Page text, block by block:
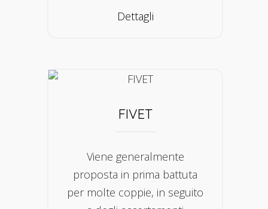
Dettagli
FIVET
Viene generalmente
proposta in prima battuta
per molte coppie, in seguito